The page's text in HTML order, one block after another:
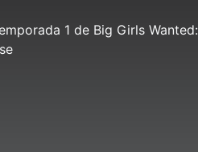
1 de Big Girls Wanted: